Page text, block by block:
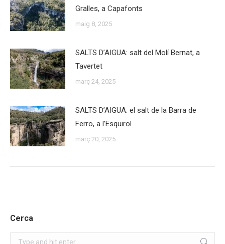
Gralles, a Capafonts
maig 8, 2025
SALTS D’AIGUA: salt del Molí Bernat, a
Tavertet
març 24, 2025
SALTS D’AIGUA: el salt de la Barra de
Ferro, a l’Esquirol
març 20, 2025
Cerca
Search: